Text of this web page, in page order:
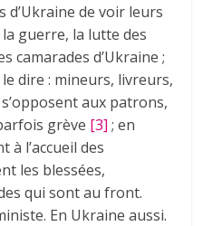
de voir leurs
guerre, la lutte des
camarades d’Ukraine ;
dire : mineurs, livreurs,
aux patrons,
grève [3] ; en
à l’accueil des
les blessées,
qui sont au front.
En Ukraine aussi.